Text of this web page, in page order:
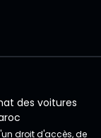
des voitures
droit d'accès, de